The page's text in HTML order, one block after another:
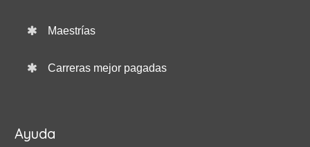
Maestrías
Carreras mejor pagadas
Ayuda